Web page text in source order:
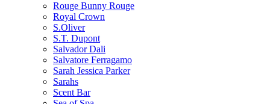
Rouge Bunny Rouge
Royal Crown
S.Oliver
S.T. Dupont
Salvador Dali
Salvatore Ferragamo
Sarah Jessica Parker
Sarahs
Scent Bar